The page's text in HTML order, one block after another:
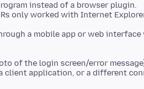
instead of a browser plugin.
only worked with Internet
a mobile app or web
of the login screen/error
client application, or a different